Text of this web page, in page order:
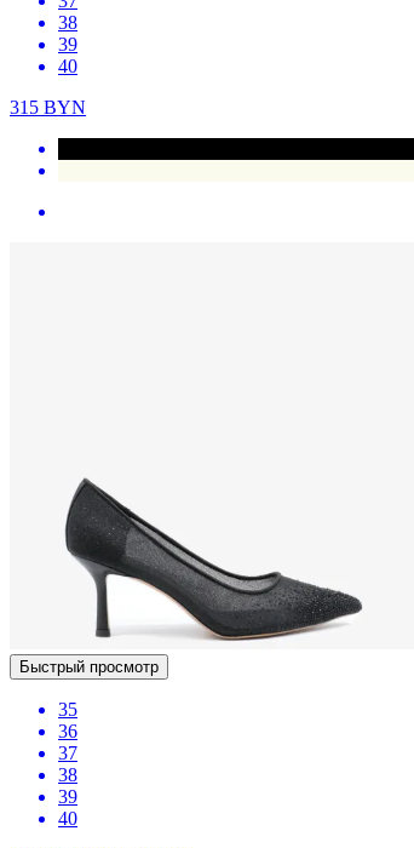
38
39
40
315 BYN
Быстрый просмотр
35
36
37
38
39
40